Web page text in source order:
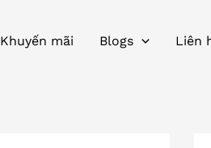
Khuyến mãi Blogs Liên